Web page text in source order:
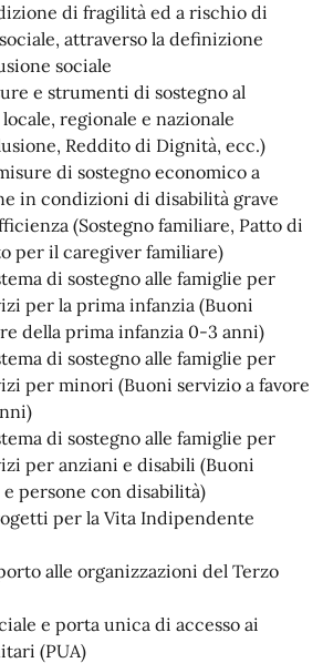
di fragilità ed a rischio di
attraverso la definizione
sociale
e strumenti di sostegno al
regionale e nazionale
Reddito di Dignità, ecc.)
di sostegno economico a
in condizioni di disabilità grave
(Sostegno familiare, Patto di
per il caregiver familiare)
di sostegno alle famiglie per
per la prima infanzia (Buoni
della prima infanzia 0-3 anni)
di sostegno alle famiglie per
per minori (Buoni servizio a favore
di sostegno alle famiglie per
per anziani e disabili (Buoni
persone con disabilità)
per la Vita Indipendente
alle organizzazioni del Terzo
e porta unica di accesso ai
(PUA)